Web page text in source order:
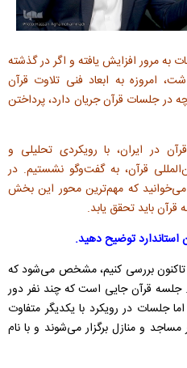
مرور افزایش یافته و اگر در گذشته
امروزه به ابعاد فنی تلاوت قرآن
در جلسات قرآن جریان دارد، پرداختن
در ایران، با رویکردی تحلیلی و
قرآن، به گفت‌وگو نشستیم. در
که مهم‌ترین محور این بخش
باید تحقق یابد.
استاندارد توضیح دهید.
تاکنون بررسی کنیم، مشخص می‌شود که
جلسه قرآن جایی است که چند نفر دور
جلسات در رویکرد با یکدیگر متفاوت
و منازل برگزار می‌شوند و با نام